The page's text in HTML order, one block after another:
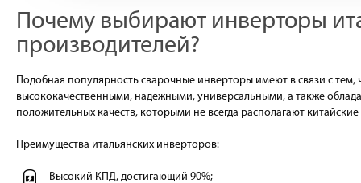
Почему выбирают инверторы
производителей?
Подобная популярность сварочные инверторы имеют в связи с тем,
высококачественными, надежными, универсальными, а также
положительных качеств, которыми не всегда располагают китайские
Преимущества итальянских инверторов:
Высокий КПД, достигающий 90%;